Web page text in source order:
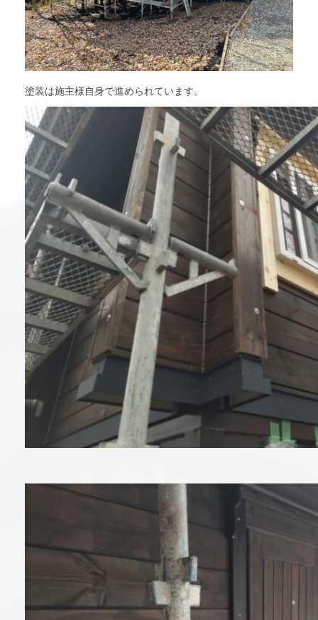
塗装は施主様自身で進められています。